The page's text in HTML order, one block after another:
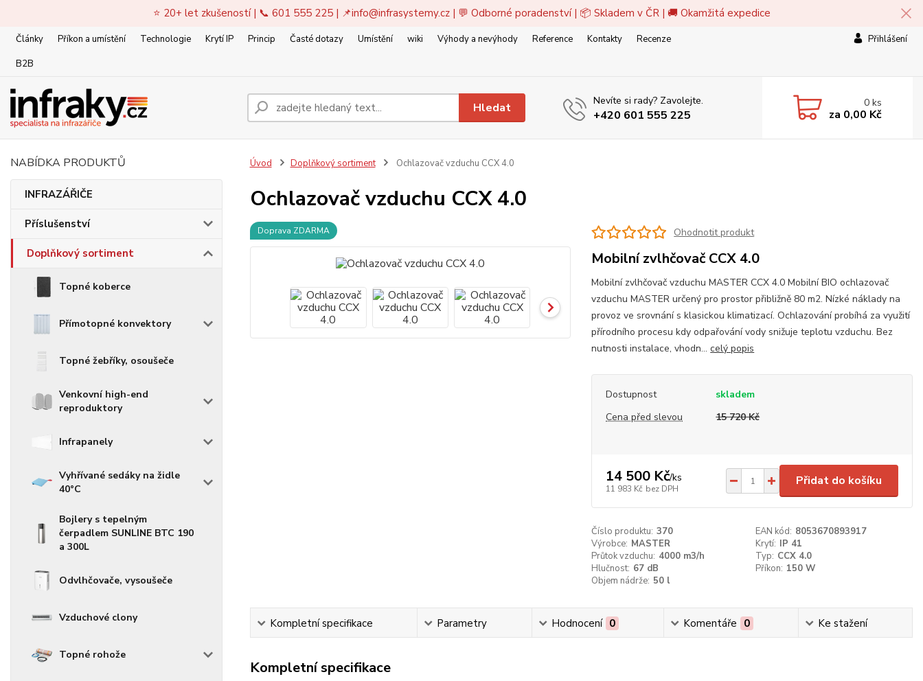
⭐ 20+ let zkušeností | 📞 601 555 225 | 📌info@infrasystemy.cz| 💬 Odborné poradenství | 📦 Skladem v ČR | 🚚 Okamžitá expedice
Články Příkon a umístění Technologie Krytí IP Princip Časté dotazy Umístění wiki Výhody a nevýhody Reference Kontakty
Recenze
B2B
Přihlášení
Hledat Nevíte si rady? Zavolejte.
+420 601 555 225
0 ks
za 0,00 Kč
NABÍDKA PRODUKTŮ
INFRAZÁŘIČE
Příslušenství
Doplňkový sortiment
Topné koberce
Přímotopné konvektory
Topné žebříky, osoušeče
Venkovní high-end
reproduktory
Infrapanely
Vyhřívané sedáky na židle
40°C
Bojlery s tepelným
čerpadlem SUNLINE BTC 190
a 300L
Odvlhčovače, vysoušeče
Vzduchové clony
Topné rohože
Úvod Doplňkový sortiment Ochlazovač vzduchu CCX 4.0
Ochlazovač vzduchu CCX 4.0
Doprava ZDARMA Ohodnotit produkt
Mobilní zvlhčovač CCX 4.0
Mobilní zvlhčovač vzduchu MASTER CCX 4.0 Mobilní BIO ochlazovač
vzduchu MASTER určený pro prostor přibližně 80 m2. Nízké náklady na
provoz ve srovnání s klasickou klimatizací. Ochlazování probíhá za využití
přírodního procesu kdy odpařování vody snižuje teplotu vzduchu. Bez
nutnosti instalace, vhodn...celý popis
Dostupnost
skladem
Cena před slevou
15 720 Kč
14 500 Kč/ks
11 983 Kč bez DPH
Přidat do košíku
Číslo produktu: 370 EAN kód: 8053670893917
Výrobce: MASTER Krytí: IP 41
Průtok vzduchu: 4000 m3/h Typ: CCX 4.0
Hlučnost: 67 dB Příkon: 150 W
Objem nádrže: 50 l
Kompletní specifikace Parametry Hodnocení 0 Komentáře 0 Ke stažení
Kompletní specifikace